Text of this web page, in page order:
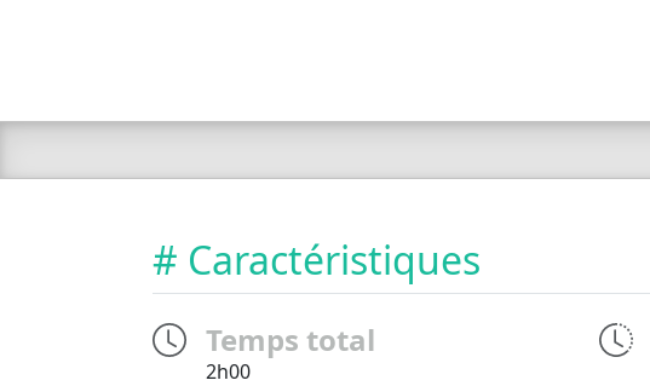
# Caractéristiques
Temps total
2h00